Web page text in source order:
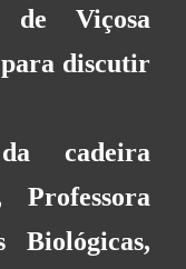
de Viçosa
para discutir
cadeira
Professora
Biológicas,